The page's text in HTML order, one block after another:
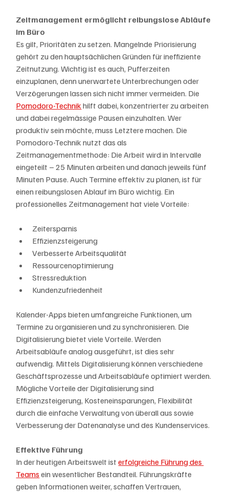
Zeitmanagement ermöglicht reibungslose Abläufe
im Büro
Es gilt, Prioritäten zu setzen. Mangelnde Priorisierung
gehört zu den hauptsächlichen Gründen für ineffiziente
Zeitnutzung. Wichtig ist es auch, Pufferzeiten
einzuplanen, denn unerwartete Unterbrechungen oder
Verzögerungen lassen sich nicht immer vermeiden. Die
Pomodoro-Technik hilft dabei, konzentrierter zu arbeiten
und dabei regelmässige Pausen einzuhalten. Wer
produktiv sein möchte, muss Letztere machen. Die
Pomodoro-Technik nutzt das als
Zeitmanagementmethode: Die Arbeit wird in Intervalle
eingeteilt – 25 Minuten arbeiten und danach jeweils fünf
Minuten Pause. Auch Termine effektiv zu planen, ist für
einen reibungslosen Ablauf im Büro wichtig. Ein
professionelles Zeitmanagement hat viele Vorteile:
Zeitersparnis
Effizienzsteigerung
Verbesserte Arbeitsqualität
Ressourcenoptimierung
Stressreduktion
Kundenzufriedenheit
Kalender-Apps bieten umfangreiche Funktionen, um
Termine zu organisieren und zu synchronisieren. Die
Digitalisierung bietet viele Vorteile. Werden
Arbeitsabläufe analog ausgeführt, ist dies sehr
aufwendig. Mittels Digitalisierung können verschiedene
Geschäftsprozesse und Arbeitsabläufe optimiert werden.
Mögliche Vorteile der Digitalisierung sind
Effizienzsteigerung, Kosteneinsparungen, Flexibilität
durch die einfache Verwaltung von überall aus sowie
Verbesserung der Datenanalyse und des Kundenservices.
Effektive Führung
In der heutigen Arbeitswelt ist erfolgreiche Führung des
Teams ein wesentlicher Bestandteil. Führungskräfte
geben Informationen weiter, schaffen Vertrauen,